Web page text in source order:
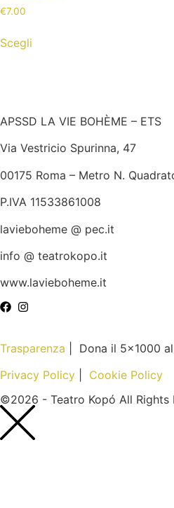
€7.00
Scegli
APSSD LA VIE BOHÈME – ETS
Via Vestricio Spurinna, 47
00175 Roma – Metro N.
P.IVA 11533861008
lavieboheme @ pec.it
info @ teatrokopo.it
www.lavieboheme.it
Trasparenza
| Dona il 5×1000
Privacy Policy
Cookie Policy
©2026 - Teatro Kopó All Rights